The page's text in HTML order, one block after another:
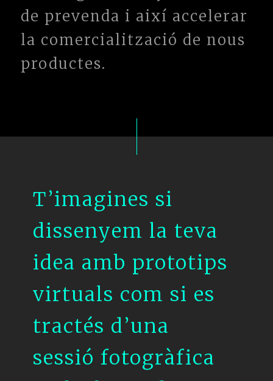
de prevenda i així accelerar
la comercialització de nous
productes.
T’imagines si
dissenyem la teva
idea amb prototips
virtuals com si es
tractés d’una
sessió fotogràfica